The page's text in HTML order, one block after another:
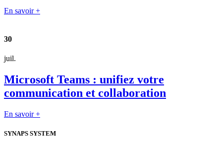
En savoir +
30
juil.
Microsoft Teams : unifiez votre
communication et collaboration
En savoir +
SYNAPS SYSTEM